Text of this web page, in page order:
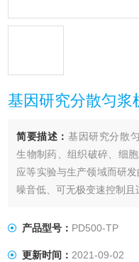
基因研究分散匀
简要描述：基因研究分散
生物制药、组织破碎、细
应等实验与生产领域而研
噪音低、可无极变速控制且
产品型号： PD500-TP
更新时间：2021-09-02